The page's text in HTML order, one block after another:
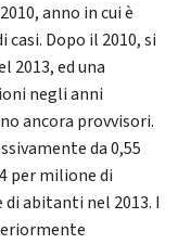
anno in cui è
Dopo il 2010, si
2013, ed una
negli anni
ancora provvisori.
da 0,55
per milione di
abitanti nel 2013. I